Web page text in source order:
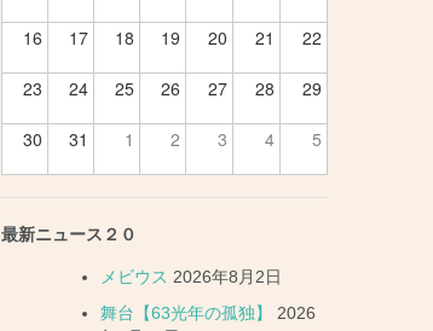
16 17 18 19 20 21 22
23 24 25 26 27 28 29
30 31 1 2 3 4 5
最新ニュース２０
メビウス 2026年8月2日
舞台【63光年の孤独】
2026